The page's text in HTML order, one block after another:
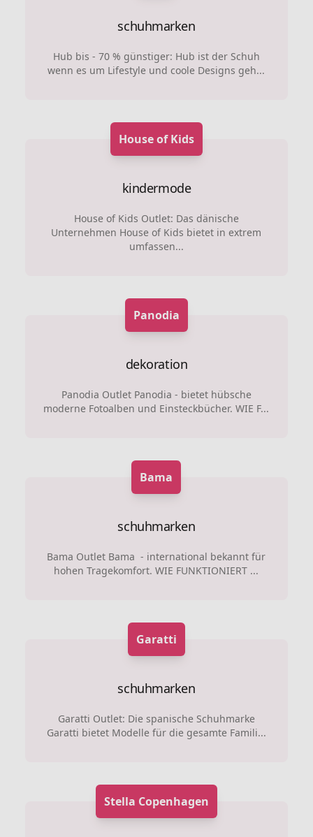
schuhmarken
Hub bis - 70 % günstiger: Hub ist der Schuh
wenn es um Lifestyle und coole Designs geh...
House of Kids
kindermode
House of Kids Outlet: Das dänische
Unternehmen House of Kids bietet in extrem
umfassen...
Panodia
dekoration
Panodia Outlet Panodia - bietet hübsche
moderne Fotoalben und Einsteckbücher. WIE F...
Bama
schuhmarken
Bama Outlet Bama - international bekannt für
hohen Tragekomfort. WIE FUNKTIONIERT ...
Garatti
schuhmarken
Garatti Outlet: Die spanische Schuhmarke
Garatti bietet Modelle für die gesamte Famili...
Stella Copenhagen